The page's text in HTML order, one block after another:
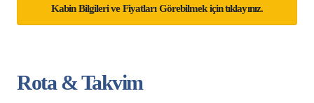
Kabin Bilgileri ve Fiyatları Görebilmek için tıklayınız.
Rota & Takvim